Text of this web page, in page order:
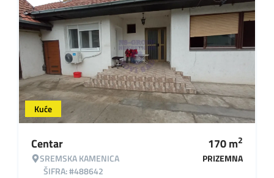
Kuće
Centar
SREMSKA KAMENICA
ŠIFRA: #488642
170m2
PRIZEMNA